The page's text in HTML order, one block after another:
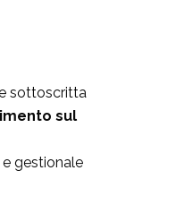
sottoscritta
sul
gestionale